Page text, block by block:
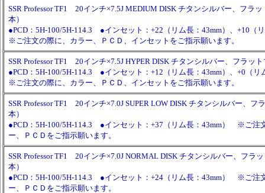
SSR Professor TF1 20インチ×7.5J MEDIUM DISK チタンシルバー、フラ
本）
●PCD：5H-100/5H-114.3 ●インセット：+22（リム長：43mm）、+10
※ご注文の際に、カラー、ＰＣＤ、インセットをご指示願います。
SSR Professor TF1 20インチ×7.5J HYPER DISK チタンシルバー、フラッ
●PCD：5H-100/5H-114.3 ●インセット：+12（リム長：43mm）、+0（
※ご注文の際に、カラー、ＰＣＤ、インセットをご指示願います。
SSR Professor TF1 20インチ×7.0J SUPER LOW DISK チタンシルバー、フ
本）
●PCD：5H-100/5H-114.3 ●インセット：+37（リム長：43mm） ※ご注
ー、ＰＣＤをご指示願います。
SSR Professor TF1 20インチ×7.0J NORMAL DISK チタンシルバー、フラ
本）
●PCD：5H-100/5H-114.3 ●インセット：+24（リム長：43mm） ※ご注
ー、ＰＣＤをご指示願います。